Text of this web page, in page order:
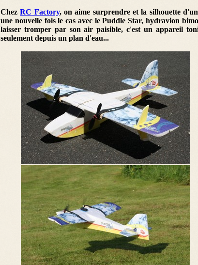
ChezRC Factory, on aime surprendre et la silhouette
une nouvelle fois le cas avec le Puddle Star, hydravion
laisser tromper par son air paisible, c'est un appareil
seulement depuis un plan d'eau...